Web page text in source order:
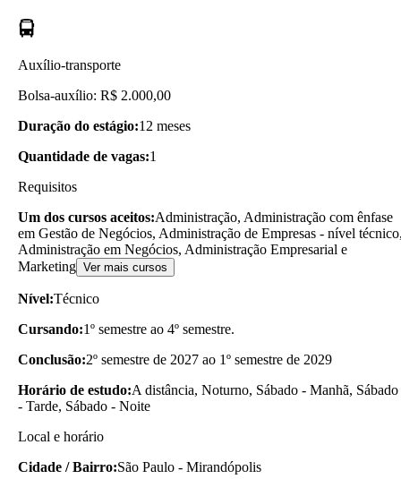
Auxílio-transporte
Bolsa-auxílio: R$ 2.000,00
Duração do estágio:12 meses
Quantidade de vagas:1
Requisitos
Um dos cursos aceitos:Administração, Administração com ênfase
em Gestão de Negócios, Administração de Empresas - nível
Administração em Negócios, Administração Empresarial e
Marketing Ver mais cursos
Nível:Técnico
Cursando:1º semestre ao 4º semestre.
Conclusão:2º semestre de 2027 ao 1º semestre de 2029
Horário de estudo:A distância, Noturno, Sábado - Manhã, Sábado
- Tarde, Sábado - Noite
Local e horário
Cidade / Bairro:São Paulo - Mirandópolis